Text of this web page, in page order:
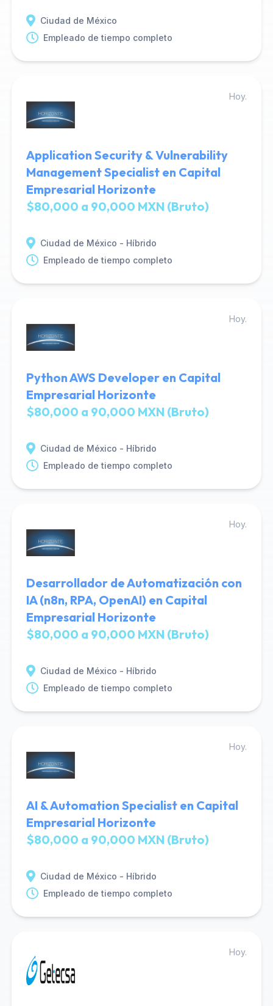
Ciudad de México
Empleado de tiempo completo
Hoy.
Application Security & Vulnerability
Management Specialist en Capital
Empresarial Horizonte
$80,000 a 90,000 MXN (Bruto)
Ciudad de México - Híbrido
Empleado de tiempo completo
Hoy.
Python AWS Developer en Capital
Empresarial Horizonte
$80,000 a 90,000 MXN (Bruto)
Ciudad de México - Híbrido
Empleado de tiempo completo
Hoy.
Desarrollador de Automatización con
IA (n8n, RPA, OpenAI) en Capital
Empresarial Horizonte
$80,000 a 90,000 MXN (Bruto)
Ciudad de México - Híbrido
Empleado de tiempo completo
Hoy.
AI & Automation Specialist en Capital
Empresarial Horizonte
$80,000 a 90,000 MXN (Bruto)
Ciudad de México - Híbrido
Empleado de tiempo completo
Hoy.